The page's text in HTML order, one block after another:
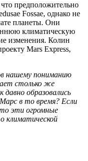
предположительно
Fossae, однако не
планеты. Они
климатическую
изменения. Колин
Mars Express,
нашему пониманию
столько же
давно образовались
в то время? Если
эти огромные
климатической